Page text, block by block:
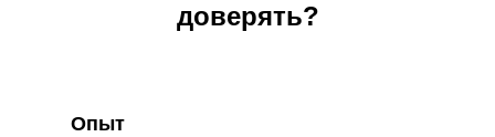
доверять?
Опыт